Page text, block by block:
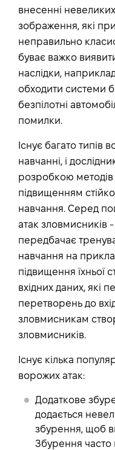
внесенні
зображення, які
неправильно
буває важко
наслідки,
обходити системи
безпілотні
помилки.
Існує багато
навчанні, і
розробкою методів
підвищенням
навчання. Серед
атак зловмисників
передбачає
навчання на
підвищення їхньої
вхідних даних, які
перетворень до
зловмисникам
зловмисників.
Існує кілька
ворожих атак:
Додаткове
додається
збурення, щоб
Збурення часто